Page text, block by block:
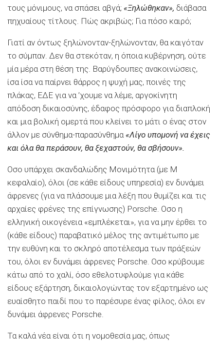
τους μόνιμους, να σπάσει αβγά; «Ξηλώθηκαν», διάβασα
πηχυαίους τίτλους. Πώς ακριβώς; Για πόσο καιρό;
Γιατί αν όντως ξηλώνονταν-ξηλώνονταν, θα καιγόταν
το σύμπαν. Δεν θα στεκόταν, η όποια κυβέρνηση, ούτε
μία μέρα στη θέση της. Βαρύγδουπες ανακοινώσεις,
ίσα ίσα να παίρνει θάρρος η ψυχή μας, ποινές της
πλάκας, ΕΔΕ για να ’χουμε να λέμε, αργοκίνητη
απόδοση δικαιοσύνης, έδαφος πρόσφορο για διαπλοκή
και μια βολική ομερτά που κλείνει το μάτι ο ένας στον
άλλον με σύνθημα-παρασύνθημα «Λίγο υπομονή να έχεις
και όλα θα περάσουν, θα ξεχαστούν, θα σβήσουν».
Οσο υπάρχει σκανδαλώδης Μονιμότητα (με Μ
κεφαλαίο), όλοι (σε κάθε είδους υπηρεσία) εν δυνάμει
άφρενες (για να πλάσουμε μια λέξη που θυμίζει και τις
αρχαίες φρένες της επίγνωσης) Porsche. Οσο η
ελληνική οικογένεια «εμπλέκεται», για να μην έρθει το
(κάθε είδους) παραβατικό μέλος της αντιμέτωπο με
την ευθύνη και το σκληρό αποτέλεσμα των πράξεών
του, όλοι εν δυνάμει άφρενες Porsche. Οσο κρύβουμε
κάτω από το χαλί, όσο εθελοτυφλούμε για κάθε
είδους εξάρτηση, δικαιολογώντας τον εξαρτημένο ως
ευαίσθητο παιδί που το παρέσυρε ένας φίλος, όλοι εν
δυνάμει άφρενες Porsche.
Τα καλά νέα είναι ότι η νομοθεσία μας, όπως